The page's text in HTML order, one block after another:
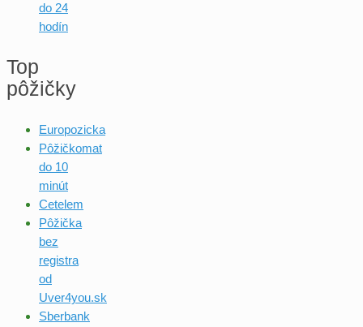
do 24
hodín
Top
pôžičky
Europozicka
Pôžičkomat
do 10
minút
Cetelem
Pôžička
bez
registra
od
Uver4you.sk
Sberbank